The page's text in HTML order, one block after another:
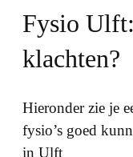
Fysio
klachten?
Hieronder zie je
fysio’s goed
in Ulft